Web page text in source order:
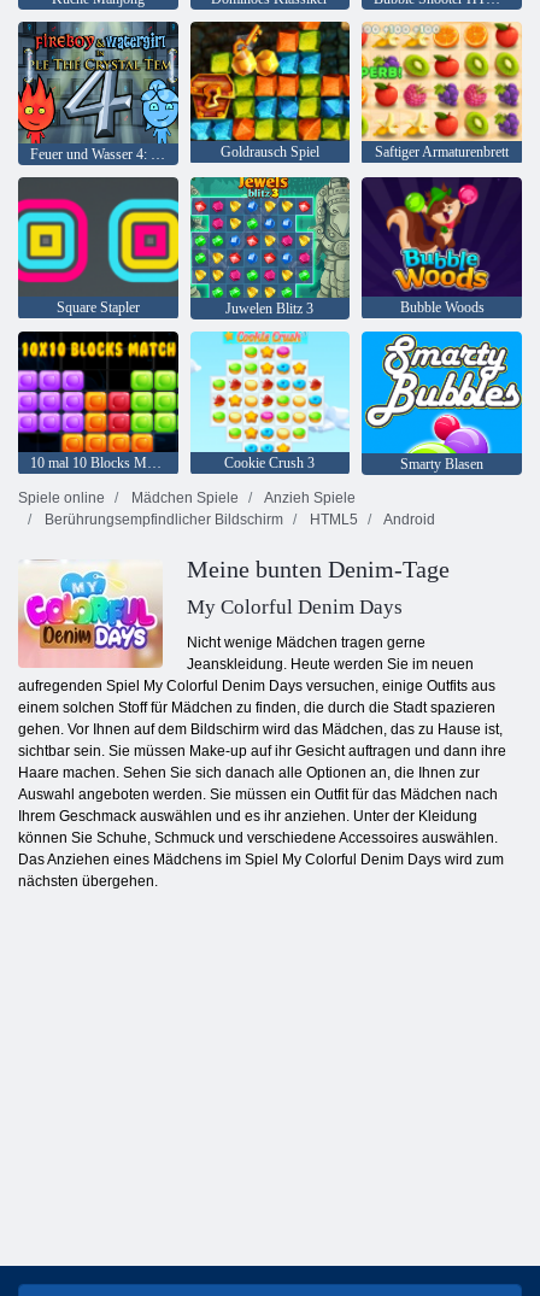
Goldrausch Spiel Saftiger Armaturenbrett
Square Stapler Juwelen Blitz 3 Bubble Woods
10 mal 10 Blocks Match Cookie Crush 3
Smarty Blasen
Spiele online
Mädchen Spiele
Anzieh Spiele
Berührungsempfindlicher Bildschirm
HTML5 Android
Meine bunten Denim-Tage
My Colorful Denim Days
Nicht wenige Mädchen tragen gerne
Jeanskleidung. Heute werden Sie im neuen
aufregenden Spiel My Colorful Denim Days versuchen, einige Outfits aus
einem solchen Stoff für Mädchen zu finden, die durch die Stadt spazieren
gehen. Vor Ihnen auf dem Bildschirm wird das Mädchen, das zu Hause ist,
sichtbar sein. Sie müssen Make-up auf ihr Gesicht auftragen und dann ihre
Haare machen. Sehen Sie sich danach alle Optionen an, die Ihnen zur
Auswahl angeboten werden. Sie müssen ein Outfit für das Mädchen nach
Ihrem Geschmack auswählen und es ihr anziehen. Unter der Kleidung
können Sie Schuhe, Schmuck und verschiedene Accessoires auswählen.
Das Anziehen eines Mädchens im Spiel My Colorful Denim Days wird zum
nächsten übergehen.